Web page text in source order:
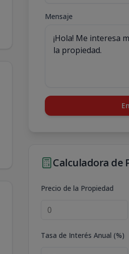
Mensaje
Calculadora de
Precio de la Propiedad
Tasa de Interés Anual (%)